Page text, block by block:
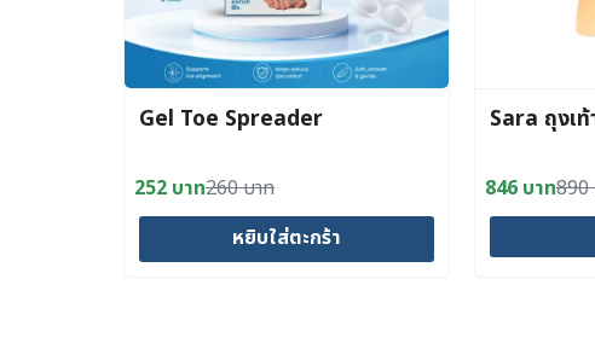
Gel Toe Spreader
260บาท
Original
price
was:
252 บาท
Current
price
is:
หยิบใส่ตะกร้า
Sara ถุงเ
890
Original
price
was:
846 บาท
Current
price
is: